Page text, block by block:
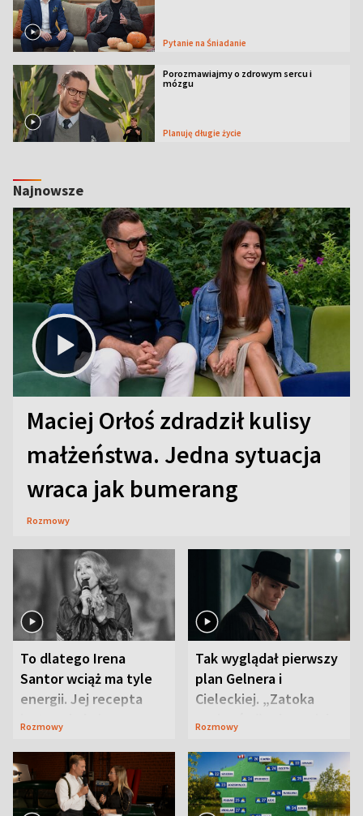
Pytanie na Śniadanie
Porozmawiajmy o zdrowym sercu i
mózgu
Planuję długie życie
Najnowsze
Maciej Orłoś zdradził kulisy
małżeństwa. Jedna sytuacja
wraca jak bumerang
Rozmowy
To dlatego Irena
Santor wciąż ma tyle
energii. Jej recepta
jest zaskakująco
Rozmowy
Tak wyglądał pierwszy
plan Gelnera i
Cieleckiej. „Zatoka
szpiegów” od razu ich
Rozmowy